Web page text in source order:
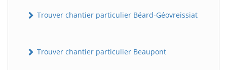
Trouver chantier particulier Béard-Géovreissiat
Trouver chantier particulier Beaupont